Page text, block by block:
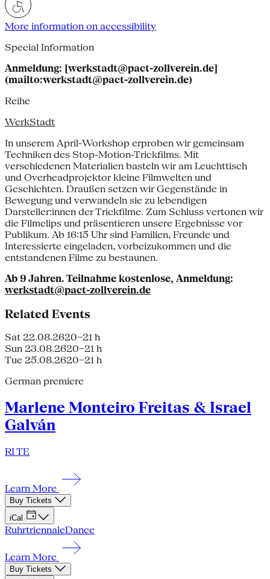
More information on accessibility
Special Information
Anmeldung: [werkstadt@pact-zollverein.de]
(mailto:werkstadt@pact-zollverein.de)
Reihe
WerkStadt
In unserem April-Workshop erproben wir gemeinsam
Techniken des Stop-Motion-Trickfilms. Mit
verschiedenen Materialien basteln wir am Leuchttisch
und Overheadprojektor kleine Filmwelten und
Geschichten. Draußen setzen wir Gegenstände in
Bewegung und verwandeln sie zu lebendigen
Darsteller:innen der Trickfilme. Zum Schluss vertonen wir
die Filmclips und präsentieren unsere Ergebnisse vor
Publikum. Ab 16:15 Uhr sind Familien, Freunde und
Interessierte eingeladen, vorbeizukommen und die
entstandenen Filme zu bestaunen.
Ab 9 Jahren. Teilnahme kostenlose, Anmeldung:
werkstadt@pact-zollverein.de
Related Events
Sat 22.08.2620–21 h
Sun 23.08.2620–21 h
Tue 25.08.2620–21 h
German premiere
Marlene Monteiro Freitas & Israel
Galván
RI TE
Learn More
Buy Tickets
iCal
RuhrtriennaleDance
Learn More
Buy Tickets